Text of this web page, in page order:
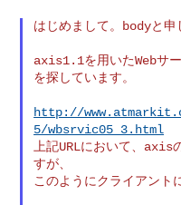
はじめまして。bodyと申
axis1.1を用いたWebサ
を探しています。
http://
5/wbsrvic05_3.html
上記URLにおいて、axis
すが、
このようにクライアント